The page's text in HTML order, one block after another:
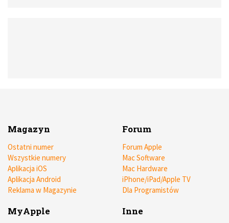
Magazyn
Ostatni numer
Wszystkie numery
Aplikacja iOS
Aplikacja Android
Reklama w Magazynie
Forum
Forum Apple
Mac Software
Mac Hardware
iPhone/iPad/Apple TV
Dla Programistów
MyApple Inne